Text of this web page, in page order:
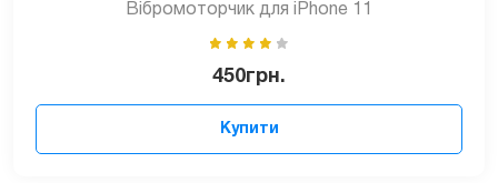
Вібромоторчик для iPhone 11
450грн.
Купити